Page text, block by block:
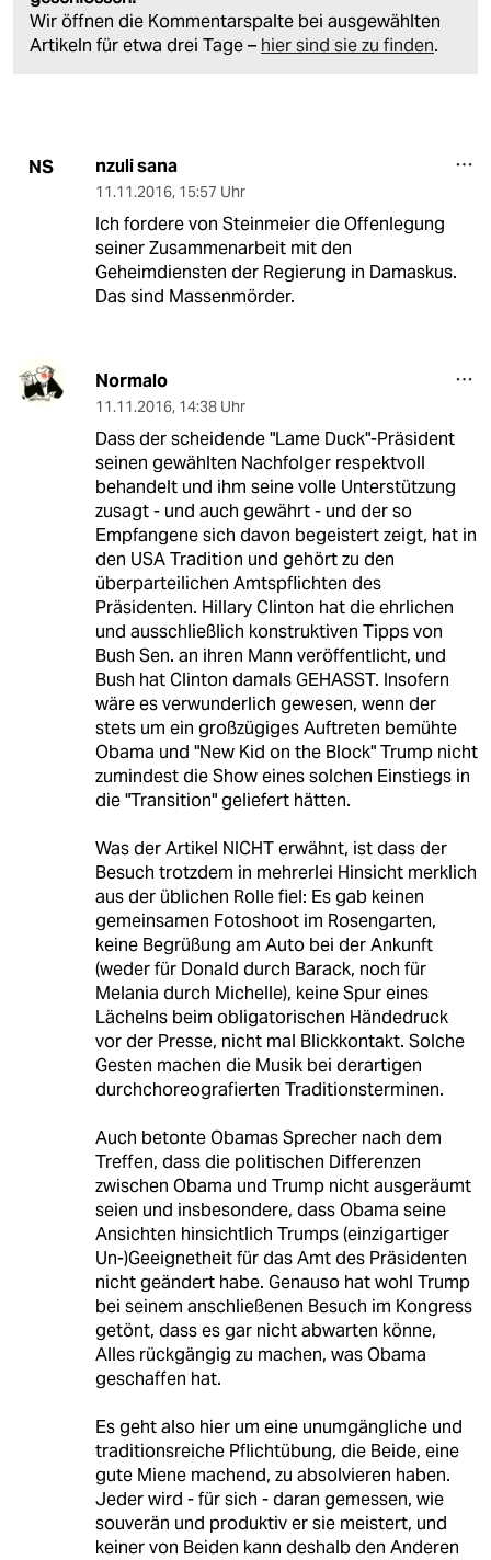
Wir öffnen die Kommentarspalte bei ausgewählten
Artikeln für etwa drei Tage – hier sind sie zu finden.
NS nzuli sana
11.11.2016, 15:57 Uhr
Ich fordere von Steinmeier die Offenlegung
seiner Zusammenarbeit mit den
Geheimdiensten der Regierung in Damaskus.
Das sind Massenmörder.
Normalo
11.11.2016, 14:38 Uhr
Dass der scheidende "Lame Duck"-Präsident
seinen gewählten Nachfolger respektvoll
behandelt und ihm seine volle Unterstützung
zusagt - und auch gewährt - und der so
Empfangene sich davon begeistert zeigt, hat in
den USA Tradition und gehört zu den
überparteilichen Amtspflichten des
Präsidenten. Hillary Clinton hat die ehrlichen
und ausschließlich konstruktiven Tipps von
Bush Sen. an ihren Mann veröffentlicht, und
Bush hat Clinton damals GEHASST. Insofern
wäre es verwunderlich gewesen, wenn der
stets um ein großzügiges Auftreten bemühte
Obama und "New Kid on the Block" Trump nicht
zumindest die Show eines solchen Einstiegs in
die "Transition" geliefert hätten.
Was der Artikel NICHT erwähnt, ist dass der
Besuch trotzdem in mehrerlei Hinsicht merklich
aus der üblichen Rolle fiel: Es gab keinen
gemeinsamen Fotoshoot im Rosengarten,
keine Begrüßung am Auto bei der Ankunft
(weder für Donald durch Barack, noch für
Melania durch Michelle), keine Spur eines
Lächelns beim obligatorischen Händedruck
vor der Presse, nicht mal Blickkontakt. Solche
Gesten machen die Musik bei derartigen
durchchoreografierten Traditionsterminen.
Auch betonte Obamas Sprecher nach dem
Treffen, dass die politischen Differenzen
zwischen Obama und Trump nicht ausgeräumt
seien und insbesondere, dass Obama seine
Ansichten hinsichtlich Trumps (einzigartiger
Un-)Geeignetheit für das Amt des Präsidenten
nicht geändert habe. Genauso hat wohl Trump
bei seinem anschließenen Besuch im Kongress
getönt, dass es gar nicht abwarten könne,
Alles rückgängig zu machen, was Obama
geschaffen hat.
Es geht also hier um eine unumgängliche und
traditionsreiche Pflichtübung, die Beide, eine
gute Miene machend, zu absolvieren haben.
Jeder wird - für sich - daran gemessen, wie
souverän und produktiv er sie meistert, und
keiner von Beiden kann deshalb den Anderen